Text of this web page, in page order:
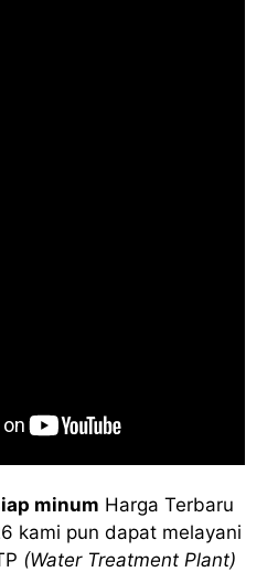
minum Harga Terbaru
kami pun dapat melayani
(Water Treatment Plant)